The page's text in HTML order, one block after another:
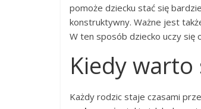
pomoże dziecku stać się
konstruktywny. Ważne jest
W ten sposób dziecko uczy się
Kiedy
Każdy rodzic staje czasami